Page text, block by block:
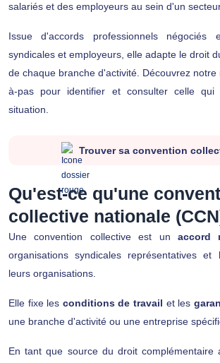
salariés et des employeurs au sein d'un
Issue d'accords professionnels négociés
syndicales et employeurs, elle adapte le droit
de chaque branche d'activité. Découvrez
à-pas pour identifier et consulter celle qui
situation.
Trouver sa convention
Qu'est-ce qu'une
collective nationale
Une convention collective est un accord
organisations syndicales représentatives et
leurs organisations.
Elle fixe les conditions de travail et les
une branche d'activité ou une entreprise
En tant que source du droit complémentaire